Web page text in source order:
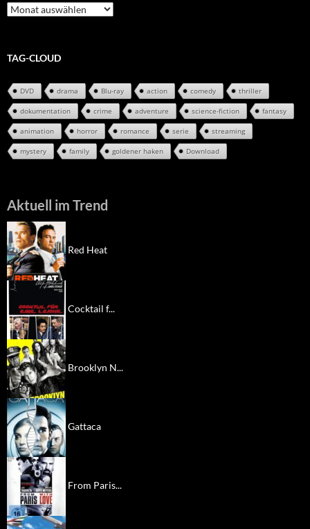
Review-
Archiv
TAG-CLOUD
DVD drama Blu-ray action comedy thriller
dokumentation crime adventure science-fiction fantasy
animation horror romance serie streaming
mystery family goldener haken Download
Aktuell im Trend
Red Heat
Cocktail f...
Brooklyn N...
Gattaca
From Paris...